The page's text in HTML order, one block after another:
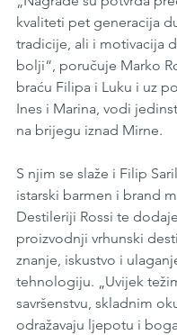
kvaliteti pet generacija
tradicije, ali i motivacija
bolji“, poručuje Marko
braću Filipa i Luku i uz
Ines i Marina, vodi
na brijegu iznad Mirne.
S njim se slaže i Filip
istarski barmen i brand
Destileriji Rossi te
proizvodnji vrhunski
znanje, iskustvo i
tehnologiju. „Uvijek
savršenstvu, skladnim
odražavaju ljepotu i